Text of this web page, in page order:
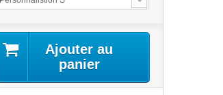
Ajouter au
panier